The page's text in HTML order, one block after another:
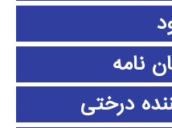
نامه
درختی